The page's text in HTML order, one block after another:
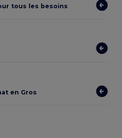
tous les besoins
en Gros